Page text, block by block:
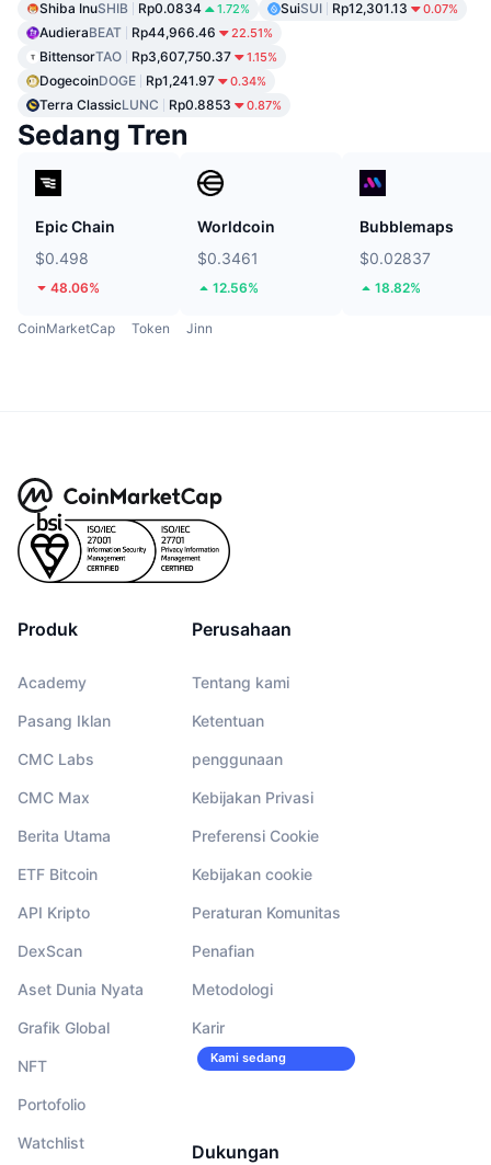
Shiba InuSHIB Rp0.0834 1.72% SuiSUI Rp12,301.13 0.07%
AudieraBEAT Rp44,966.46 22.51%
BittensorTAO Rp3,607,750.37 1.15%
DogecoinDOGE Rp1,241.97 0.34%
Terra ClassicLUNC Rp0.8853 0.87%
Sedang Tren
Epic Chain
$0.498
48.06%
Worldcoin
$0.3461
12.56%
Bubblemaps
$0.02837
18.82%
CoinMarketCap Token Jinn
Produk
Academy
Pasang Iklan
CMC Labs
CMC Max
Berita Utama
ETF Bitcoin
API Kripto
DexScan
Aset Dunia Nyata
Grafik Global
NFT
Portofolio
Watchlist
Perusahaan
Tentang kami
Ketentuan
penggunaan
Kebijakan Privasi
Preferensi Cookie
Kebijakan cookie
Peraturan Komunitas
Penafian
Metodologi
Karir
Kami sedang
Dukungan